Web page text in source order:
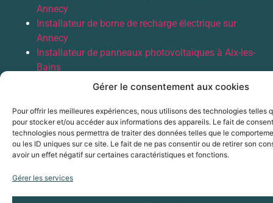
Gérer le consentement aux cookies
Pour offrir les meilleures expériences, nous utilisons des technologies telles
pour stocker et/ou accéder aux informations des appareils. Le fait de
technologies nous permettra de traiter des données telles que le
ou les ID uniques sur ce site. Le fait de ne pas consentir ou de retirer son
avoir un effet négatif sur certaines caractéristiques et fonctions.
Gérer les services
Annecy
Installateur de borne de recharge électrique sur
Annecy
Installateur de panneaux photovoltaïques à Aix-les-
Bains
Installateur de panneaux photovoltaïques en Haute-
Installateur de panneaux photovoltaïques en Isère
Installateur de panneaux photovoltaïques à
Grenoble
VOUS SOUHAITEZ ÊTRE RAPPELÉ(E) ?